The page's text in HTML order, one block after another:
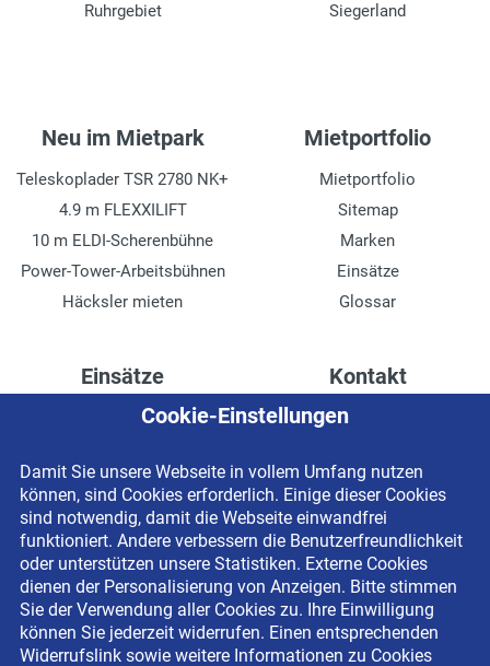
Ruhrgebiet
Siegerland
Neu im Mietpark
Teleskoplader TSR 2780 NK+
4.9 m FLEXXILIFT
10 m ELDI-Scherenbühne
Power-Tower-Arbeitsbühnen
Häcksler mieten
Mietportfolio
Mietportfolio
Sitemap
Marken
Einsätze
Glossar
Einsätze
Höhenzugang für
Drainage verlegen
Fassadenreinigung
Terrasse anlegen
Ladenbau
Kontakt
Kontaktformular
Impressum
Datenschutzerklärung
Newsletter-Anmeldung
Cookie-Einstellungen
Damit Sie unsere Webseite in vollem Umfang nutzen
können, sind Cookies erforderlich. Einige dieser Cookies
sind notwendig, damit die Webseite einwandfrei
funktioniert. Andere verbessern die Benutzerfreundlichkeit
oder unterstützen unsere Statistiken. Externe Cookies
dienen der Personalisierung von Anzeigen. Bitte stimmen
Sie der Verwendung aller Cookies zu. Ihre Einwilligung
können Sie jederzeit widerrufen. Einen entsprechenden
Widerrufslink sowie weitere Informationen zu Cookies